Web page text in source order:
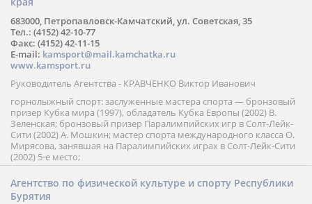
683000, Петропавловск-Камчатский, ул. Советская, 35
Тел.: (4152) 42-10-77
Факс: (4152) 42-11-15
E-mail: kamsport@mail.kamchatka.ru
www.kamsport.ru
Руководитель Агентства - КРАВЧЕНКО Виктор Иванович
горнолыжный спорт: заслуженные мастера спорта — бронзовый
призер Кубка мира (1997), обладатель Кубка Европы (2002) В.
Зеленская; бронзовый призер Паралимпийских игр в Солт-Лейк-
Сити (2002) А. Мошкин; мастер спорта международного класса О.
Мирясова, занявшая на Паралимпийских играх в Солт-Лейк-Сити
(2002) 5-е место;
Агентство по физической культуре и спорту Республики
Бурятия